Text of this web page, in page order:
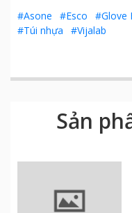
#Asone
#Esco #Glove
#Túi nhựa
#Vijalab
Sản